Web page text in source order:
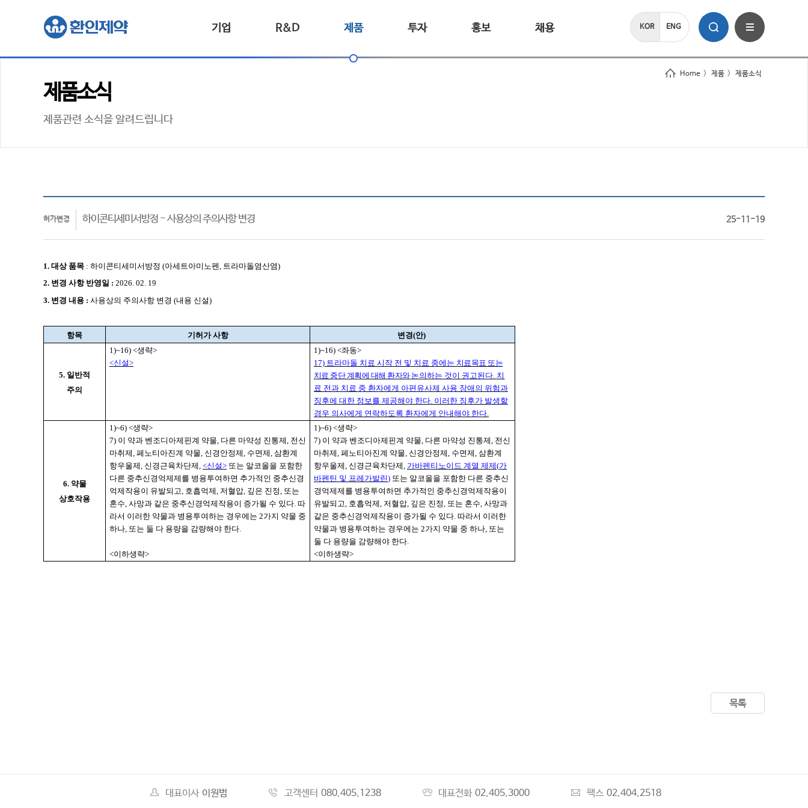
KOR ENG
기업 R&D 제품 투자 홍보 채용
Home > 제품 > 제품소식
제품소식
제품관련 소식을 알려드립니다
허가변경 하이콘티세미서방정 - 사용상의 주의사항 변경 25-11-19
1. 대상품목 : 하이콘티세미서방정 (아세트아미노펜, 트라마돌염산염)
2. 변경 사항 반영일 : 2026. 02. 19
3. 변경 내용 : 사용상의 주의사항 변경 (내용 신설)
항목 기허가 사항 변경(안)
5. 일반적
주의
1)~16) <생략>
<신설>
1)~16) <좌동>
17) 트라마돌 치료 시작 전 및 치료 중에는 치료목표 또는
치료 중단 계획에 대해 환자와 논의하는 것이 권고된다. 치
료 전과 치료 중 환자에게 아편유사제 사용 장애의 위험과
징후에 대한 정보를 제공해야 한다. 이러한 징후가 발생할
경우 의사에게 연락하도록 환자에게 안내해야 한다.
6. 약물
상호작용
1)~6) <생략>
7) 이 약과 벤조디아제핀계 약물, 다른 마약성 진통제, 전신
마취제, 페노티아진계 약물, 신경안정제, 수면제, 삼환계
항우울제, 신경근육차단제, <신설> 또는 알코올을 포함한
다른 중추신경억제제를 병용투여하면 추가적인 중추신경
억제작용이 유발되고, 호흡억제, 저혈압, 깊은 진정, 또는
혼수, 사망과 같은 중추신경억제작용이 증가될 수 있다. 따
라서 이러한 약물과 병용투여하는 경우에는 2가지 약물 중
하나, 또는 둘 다 용량을 감량해야 한다.
<이하생략>
1)~6) <생략>
7) 이 약과 벤조디아제핀계 약물, 다른 마약성 진통제, 전신
마취제, 페노티아진계 약물, 신경안정제, 수면제, 삼환계
항우울제, 신경근육차단제, 가바펜티노이드 계열 제제(가
바펜틴 및 프레가발린) 또는 알코올을 포함한 다른 중추신
경억제제를 병용투여하면 추가적인 중추신경억제작용이
유발되고, 호흡억제, 저혈압, 깊은 진정, 또는 혼수, 사망과
같은 중추신경억제작용이 증가될 수 있다. 따라서 이러한
약물과 병용투여하는 경우에는 2가지 약물 중 하나, 또는
둘 다 용량을 감량해야 한다.
<이하생략>
목록
대표이사 이원범 고객센터 080.405.1238 대표전화 02.405.3000 팩스 02.404.2518